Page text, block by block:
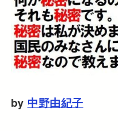
by 中野由紀子